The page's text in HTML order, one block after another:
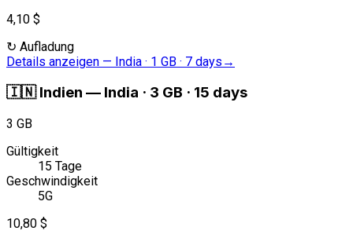
4,10 $
↻ Aufladung
Details anzeigen — India · 1 GB · 7 days →
🇮🇳 Indien — India · 3 GB · 15 days
3 GB
Gültigkeit
15 Tage
Geschwindigkeit
5G
10,80 $